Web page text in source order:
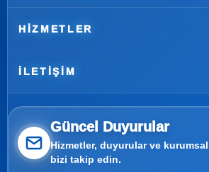
HIZMETLER
İLETIŞIM
Güncel Duyurular
Hizmetler, duyurular ve
bizi takip edin.